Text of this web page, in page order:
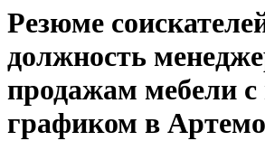
Резюме
должность
продажам мебели
графиком в